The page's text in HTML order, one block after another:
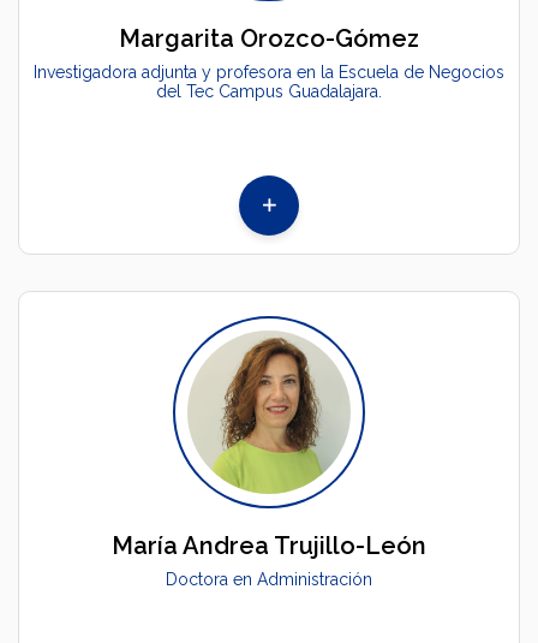
Margarita Orozco-Gómez
Investigadora adjunta y profesora en la Escuela de Negocios
del Tec Campus Guadalajara.
María Andrea Trujillo-León
Doctora en Administración